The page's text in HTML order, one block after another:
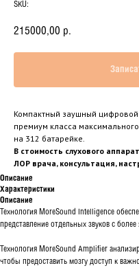
SKU:
215000,00 р.
Компактный заушный
премиум класса
на 312 батарейке.
В стоимость слухового
ЛОР врача, консультация,
Описание
Характеристики
Описание
Технология MoreSound Intelligence
представление отдельных звуков с
Технология MoreSound Amplifier
чтобы предоставить мозгу доступ к